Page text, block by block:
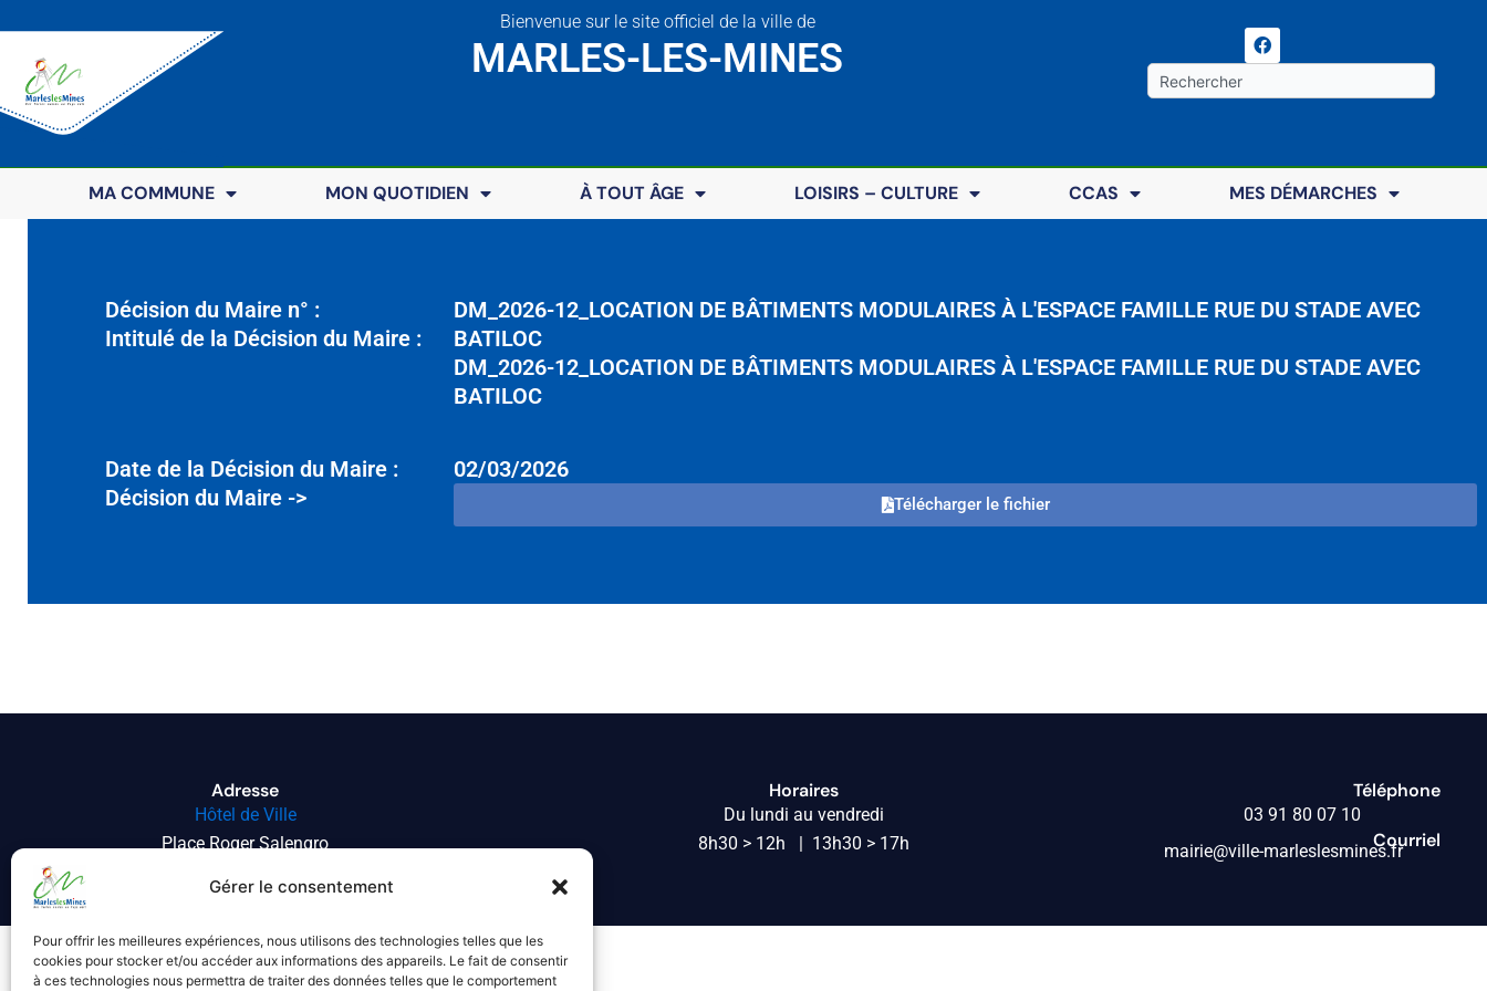
Gérer le consentement
Pour offrir les meilleures expériences, nous utilisons des technologies telles que les
cookies pour stocker et/ou accéder aux informations des appareils. Le fait de consentir
à ces technologies nous permettra de traiter des données telles que le comportement
Bienvenue sur le site officiel de la ville de
MARLES-LES-MINES
F
a
c
Rechercher
MA COMMUNE MON QUOTIDIEN À TOUT ÂGE LOISIRS – CULTURE CCAS MES DÉMARCHES
Décision du Maire n° :
Intitulé de la Décision du Maire :
DM_2026-12_LOCATION DE BÂTIMENTS MODULAIRES À L'ESPACE FAMILLE RUE DU STADE AVEC
BATILOC
DM_2026-12_LOCATION DE BÂTIMENTS MODULAIRES À L'ESPACE FAMILLE RUE DU STADE AVEC
BATILOC
Date de la Décision du Maire :
Décision du Maire ->
02/03/2026
Télécharger le fichier
Adresse
Hôtel de Ville
Place Roger Salengro
Horaires
Du lundi au vendredi
8h30 > 12h | 13h30 > 17h
Téléphone
03 91 80 07 10
Courriel
mairie@ville-marleslesmines.fr